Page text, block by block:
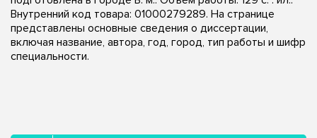
Внутренний код товара: 01000279289. На странице
представлены основные сведения о диссертации,
включая название, автора, год, город, тип работы и шифр
специальности.